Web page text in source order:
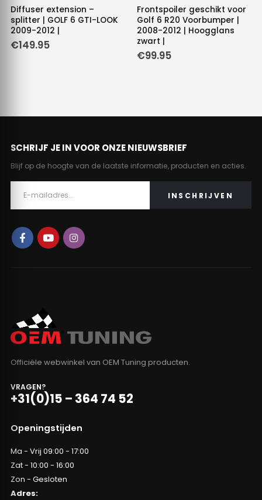
Diffuser extension –
splitter | GOLF 6 GTI-LOOK
2009-2012 |
€149.95
Frontspoiler geschikt voor
Golf 6 R20 Voorbumper |
2008-2012 | Hoogglans
zwart |
€99.95
SCHRIJF JE IN VOOR ONZE NIEUWSBRIEF
Blijf op de hoogte van de laatste informatie, producten en acties.
Officiële webwinkel van OEM Tuning producten.
VRAGEN?
+31(0)15 – 364 74 52
Openingstijden
Ma - Vrij 09:00 - 17:00
Zat - 10:00 - 16:00
Zon - Gesloten
Adres: